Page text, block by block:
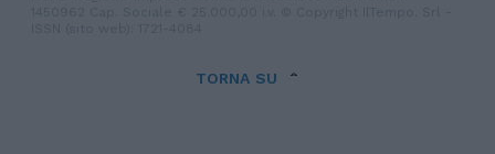
TORNA SU